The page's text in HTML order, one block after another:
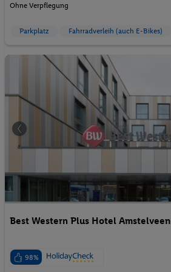
Ohne Verpflegung
Parkplatz Fahrradverleih (auch E-Bikes)
Best Western Plus Hotel Amstelveen
98%